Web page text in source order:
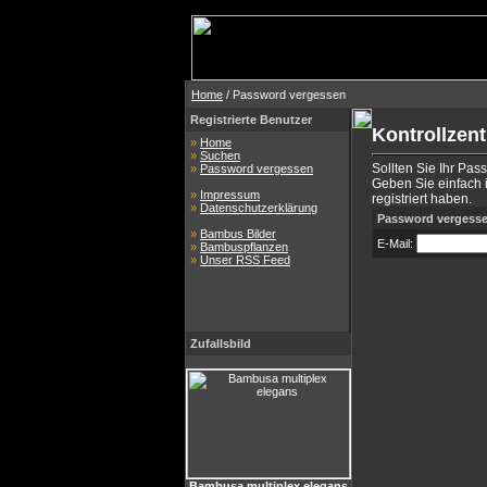
Home / Password vergessen
Registrierte Benutzer
» Home
» Suchen
» Password vergessen
» Impressum
» Datenschutzerklärung
» Bambus Bilder
» Bambuspflanzen
» Unser RSS Feed
Zufallsbild
Sollten Sie Ihr
Geben Sie einfach
registriert haben.
Password
E-Mail: